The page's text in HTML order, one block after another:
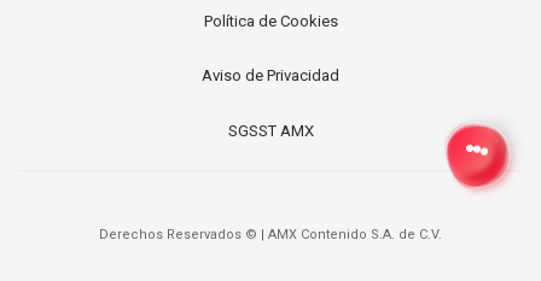
Política de Cookies
Aviso de Privacidad
SGSST AMX
Derechos Reservados © AMX Contenido S.A. de C.V.